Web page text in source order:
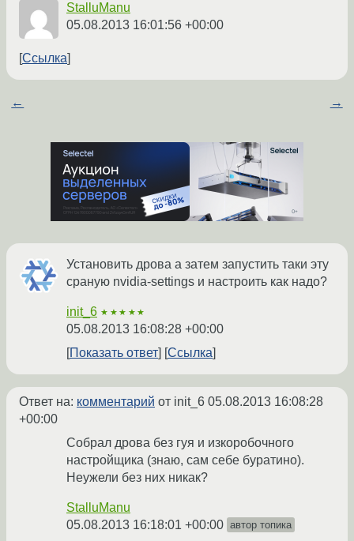
StalluManu
05.08.2013 16:01:56 +00:00
Ссылка
← →
Установить дрова а затем запустить таки эту
сраную nvidia-settings и настроить как надо?
init_6 ★★★★★
05.08.2013 16:08:28 +00:00
Показать ответ
Ссылка
Ответ на: комментарий от init_6 05.08.2013 16:08:28
+00:00
Собрал дрова без гуя и изкоробочного
настройщика (знаю, сам себе буратино).
Неужели без них никак?
StalluManu
05.08.2013 16:18:01 +00:00 автор топика